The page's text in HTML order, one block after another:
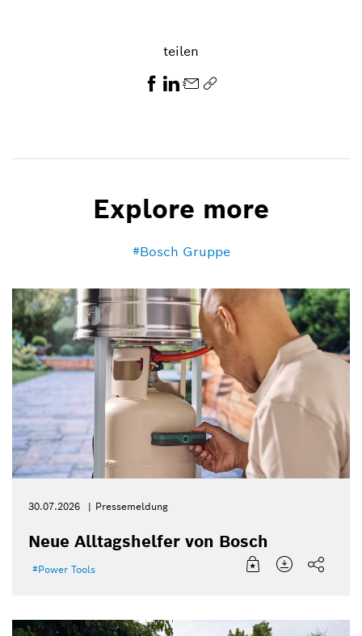
teilen
Explore more
Bosch Gruppe
30.07.2026 Pressemeldung
Neue Alltagshelfer von Bosch
Power Tools